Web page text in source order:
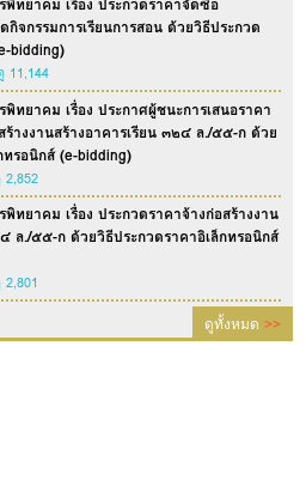
พิทยาคม เรื่อง ประกวดราคาจัดซื้อ
กิจกรรมการเรียนการสอน ด้วยวิธีประกวด
bidding)
11,144
พิทยาคม เรื่อง ประกาศผู้ชนะการเสนอราคา
ร้างงานสร้างอาคารเรียน ๓๒๔ ล./๕๕-ก ด้วย
รอนิกส์ (e-bidding)
2,852
พิทยาคม เรื่อง ประกวดราคาจ้างก่อสร้างงาน
ล./๕๕-ก ด้วยวิธีประกวดราคาอิเล็กทรอนิกส์
2,801
ดูทั้งหมด >>